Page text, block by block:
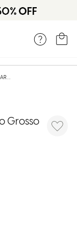
SANDÁLIA COURO CARAMELO SALTO GROSSO
Grosso